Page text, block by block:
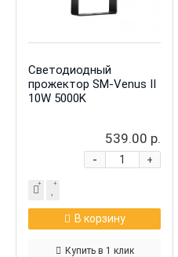
Светодиодный
прожектор SM-Venus II
10W 5000K
539.00 р.
+
-
В корзину
Купить в 1 клик